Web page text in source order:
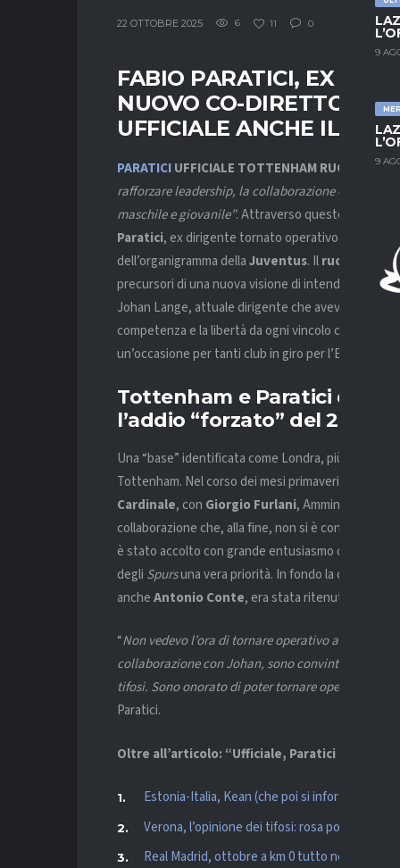
9
9
22 OTTOBRE 2025 6 11 0
FABIO PARATICI, EX
NUOVO CO-DIRETTORE
UFFICIALE ANCHE IL
PARATICIUFFICIALE TOTTENHAMRUOLO – “Un
rafforzare leadership, la collaborazione e la
maschile e giovanile”. Attraverso questo
Paratici, ex dirigente tornato operativo dopo il
dell’organigramma dellaJuventus. Ilruolo
precursori di una nuova visione di intendere la
Johan Lange, attuale dirigente che aveva
competenza e la libertà da ogni vincolo
un’occasione per tanti club in giro per l’Europa,
Tottenham e Paratici di
l’addio “forzato” del 2023
Una “base” identificata come Londra, più
Tottenham. Nel corso dei mesi primaverili, il
Cardinale, con Giorgio Furlani, Amministratore
collaborazione che, alla fine, non si è
è stato accolto con grande entusiasmo da
degli Spursuna vera priorità. In fondo la
ancheAntonio Conte, era stata ritenuta più che
“Non vedevo l’ora di tornare operativo a Londra,
collaborazione con Johan, sono convinto potemo
tifosi. Sono onorato di poter tornare operativo nel
Paratici.
Oltre all’articolo: “Ufficiale, Paratici torna al
Estonia-Italia, Kean (che poi si infortuna),
Verona, l’opinione dei tifosi: rosa poco
Real Madrid, ottobre a km 0 tutto nella